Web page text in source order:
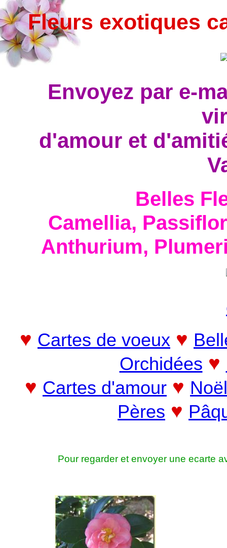
Fleurs exotiques
Envoyez par e-
d'amour et
Belles
Camellia,
Anthurium,
♥ Cartes de voeux ♥
Orchidées ♥
♥ Cartes d'amour ♥ Noël
Pères ♥
Pour regarder et envoyer une ecarte